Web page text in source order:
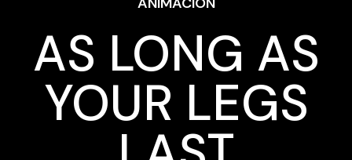
AS LONG AS
YOUR LEGS